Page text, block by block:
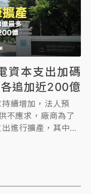
資本支出加碼
追加近200億
續增加，法人預
不應求，廠商為了
進行擴產，其中南
分別追加197億元
設備採購訂單金額